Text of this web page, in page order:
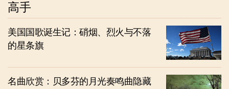
高手
美国国歌诞生记：硝烟、烈火与不落
的星条旗
名曲欣赏：贝多芬的月光奏鸣曲隐藏